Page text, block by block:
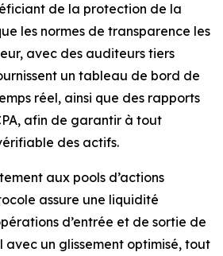
de la protection de la
les normes de transparence les
avec des auditeurs tiers
un tableau de bord de
réel, ainsi que des rapports
afin de garantir à tout
des actifs.
aux pools d’actions
assure une liquidité
d’entrée et de sortie de
avec un glissement optimisé, tout